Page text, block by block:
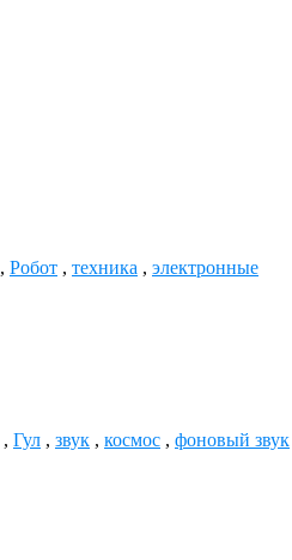
, Робот , техника , электронные
, Гул , звук , космос , фоновый звук